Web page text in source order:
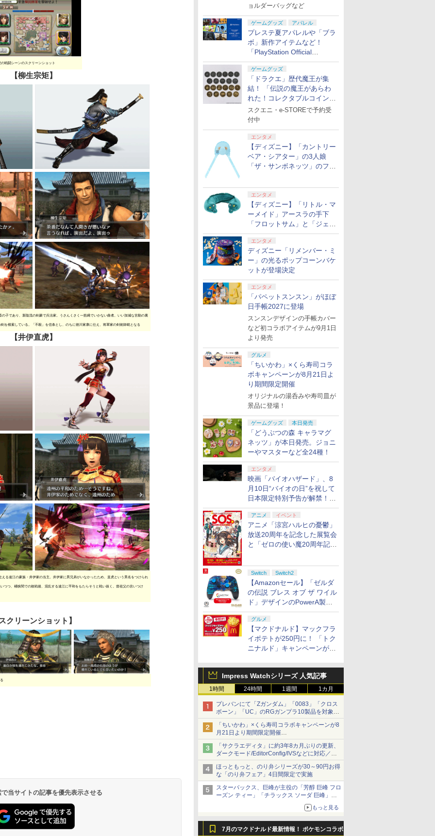
ョルダーバッグなど
ゲームグッズ アパレル
プレステ夏アパレルや「ブラ
ボ」新作アイテムなど！
「PlayStation Official
Licensed POP UP STORE by
GRAPHT in 池袋駅」8月17
日まで
ゲームグッズ
「ドラクエ」歴代魔王が集
結！ 「伝説の魔王があらわ
れた！コレクタブルコイン」
10月17日発売
スクエニ・e-STOREで予約受
付中
エンタメ
【ディズニー】「カントリー
ベア・シアター」の3人娘
「ザ・サンボネッツ」のファ
エンタメ
【ディズニー】「リトル・マ
ーメイド」アースラの手下
「フロットサム」と「ジェッ
トサム」肩のせぬいぐるみが
9月3日発売
エンタメ
ディズニー「リメンバー・ミ
ー」の光るポップコーンバケ
ットが登場決定
エンタメ
「パペットスンスン」がほぼ
日手帳2027に登場
スンスンデザインの手帳カバー
など初コラボアイテムが9月1日
より発売
グルメ
「ちいかわ」×くら寿司コラ
ボキャンペーンが8月21日よ
り期間限定開催
オリジナルの湯呑みや寿司皿が
景品に登場！
ゲームグッズ 本日発売
「どうぶつの森 キャラマグ
ネッツ」が本日発売。ジョニ
ーやマスターなど全24種！
エンタメ
映画「バイオハザード」、8
月10日“バイオの日”を祝して
日本限定特別予告が解禁！ 8
月21日10時よりムビチケ前
売券発売
アニメ イベント
アニメ「涼宮ハルヒの憂鬱」
放送20周年を記念した展覧会
と「ゼロの使い魔20周年記念
Switch Switch2
【Amazonセール】「ゼルダ
の伝説 ブレス オブ ザ ワイル
ド」デザインのPowerA製ワ
イヤレスコントローラーがお
買い得。Switch2でも使用可
能
グルメ
【マクドナルド】マックフラ
イポテトが250円に！ 「トク
ニナルド」キャンペーンが8
Impress Watchシリーズ 人気記事
1時間 24時間 1週間 1カ月
プレバンにて「Zガンダム」「0083」「クロス
ボーン」「UC」のRGガンプラ10製品を対象に
した抽選販売が8月10日11時より実施！
「ちいかわ」×くら寿司コラボキャンペーンが8
月21日より期間限定開催
オリジナルの湯呑みや寿司皿が景品に登場！
「サクラエディタ」に約3年8カ月ぶりの更新、
ダークモード/EditorConfig/IVSなどに対応／複
数の脆弱性に対処したセキュリティアップデー
ト
ほっともっと、のり弁シリーズが30～90円お得
な「のり弁フェア」4日間限定で実施
スターバックス、巨峰が主役の「芳醇 巨峰 フロ
ーズン ティー」「チラックス ソーダ 巨峰」発
もっと見る
7月のマクドナルド最新情報！ ポケモンコラボ
の戦闘シーンのスクリーンショット
【柳生宗矩】
子であり、新陰流の剣豪で兵法家。うさんくさく一筋縄でいかない曲者。いい加減な言動の裏
を模索している。「不殺」を信条とし、のちに徳川家康に仕え、将軍家の剣術師範となる
【井伊直虎】
る遠江の豪族・井伊家の当主。井伊家に男兄弟がいなかったため、直虎という男名をつけられ
つつ、桶狭間での敗戦後、混乱する遠江に平和をもたらそうと戦い抜く。曾祖父の言いつけ
クリーンショット】
当サイトの記事を優先表示させる